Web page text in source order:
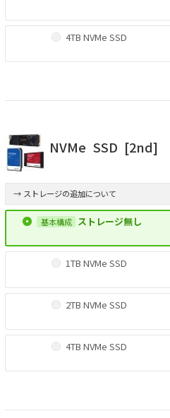
4TB NVMe SSD
NVMe SSD [2nd]
→ ストレージの追加について
ストレージ無し
1TB NVMe SSD
2TB NVMe SSD
4TB NVMe SSD